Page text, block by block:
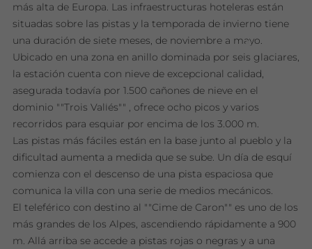
más alta de Europa. Las infraestructuras hoteleras están
situadas sobre las pistas y la temporada de invierno tiene
una duración de siete meses, de noviembre a mayo.
Ubicado en una zona en anillo dominada por seis glaciares,
la estación cuenta con nieve de excepcional calidad,
asegurada todavía por 1.500 cañones de nieve en el
dominio ""Trois Vallés"" , ofrece ocho picos y varios
recorridos para esquiar por encima de los 3.000 m.
Las pistas más fáciles están en la base junto al pueblo y la
dificultad aumenta a medida que se sube. Un día de esquí
comienza con el descenso de una pista espaciosa que
comunica la villa con una serie de medios mecánicos.
El teleférico con destino al ""Cime de Caron"" es uno de los
más grandes de los Alpes, ascendiendo rápidamente a 900
m. Allá arriba se accede a pistas rojas o negras y a una